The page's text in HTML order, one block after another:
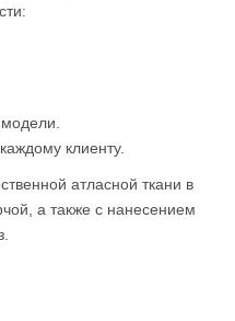
клиенту.
атласной ткани в
а также с нанесением